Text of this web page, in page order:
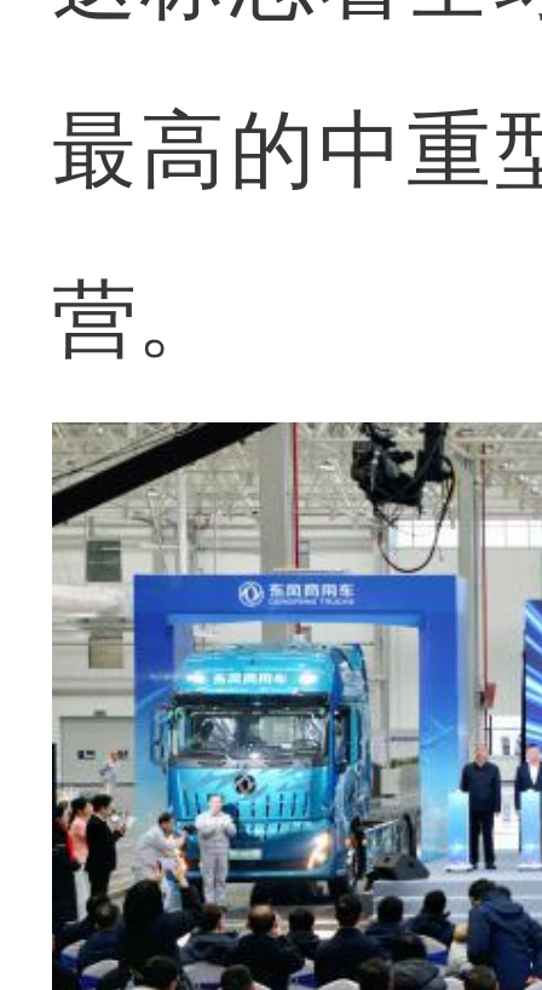
最高的中重
营。